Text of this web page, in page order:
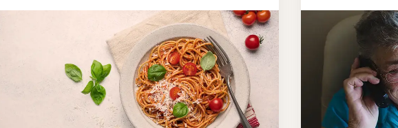
Schritt 2
Anbieter finden
Nutzen Sie unsere große Mahlzeiten-
lassen